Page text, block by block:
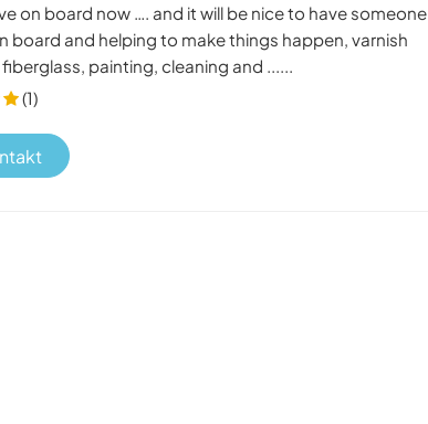
on board now …. and it will be nice to have someone
board and helping to make things happen, varnish
painting, cleaning and ......
(1)